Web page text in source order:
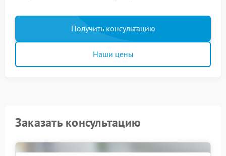
Получить консультацию
Наши цены
Заказать консультацию